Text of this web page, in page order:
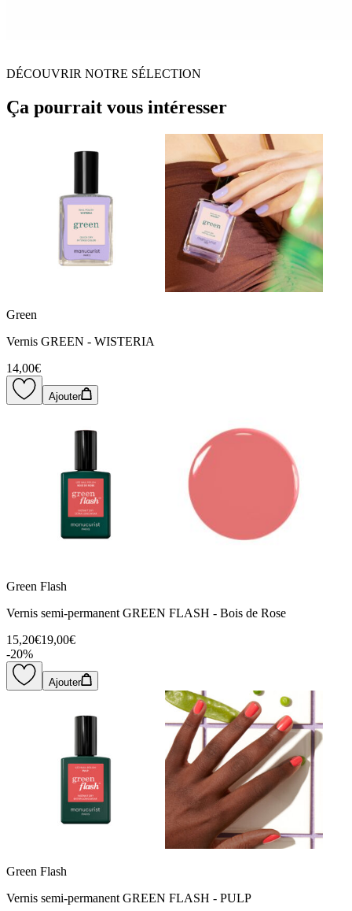
DÉCOUVRIR NOTRE SÉLECTION
Ça pourrait vous intéresser
Green
Vernis GREEN - WISTERIA
14,00€
Ajouter
Green Flash
Vernis semi-permanent GREEN FLASH - Bois de Rose
15,20€19,00€
-20%
Ajouter
Green Flash
Vernis semi-permanent GREEN FLASH - PULP